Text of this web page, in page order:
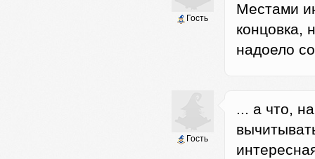
Гость
Местами
концовка,
надоело
Гость
... а что,